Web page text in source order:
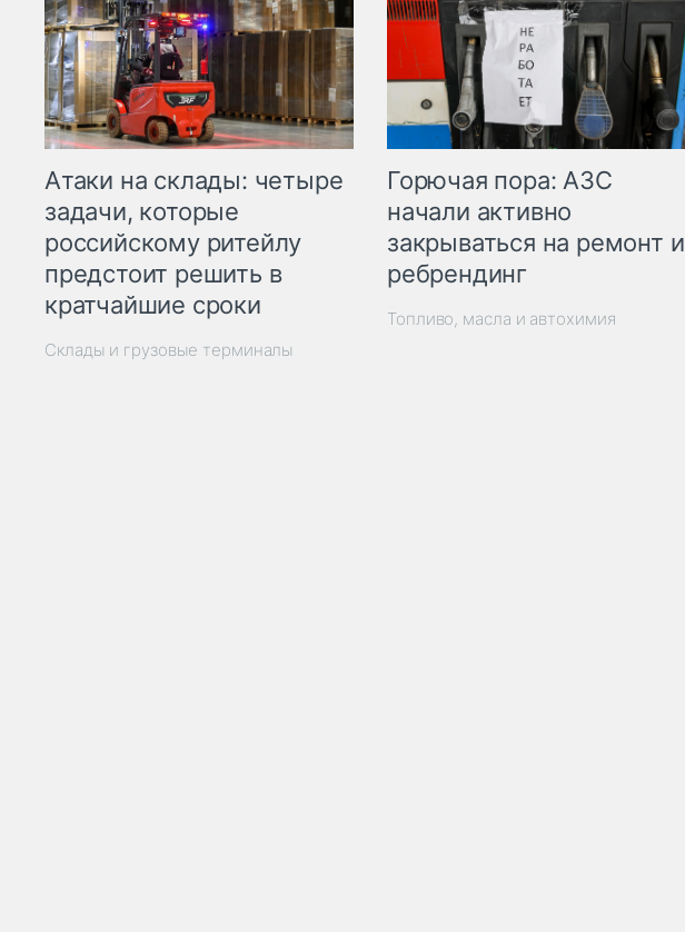
Атаки на склады: четыре
задачи, которые
российскому ритейлу
предстоит решить в
кратчайшие сроки
Склады и грузовые терминалы
Горючая пора: АЗС
начали активно
закрываться на ремонт и
ребрендинг
Топливо, масла и автохимия